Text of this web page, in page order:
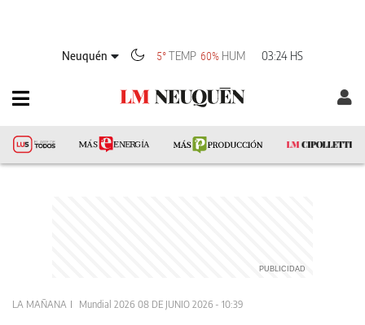
Neuquén 5° TEMP 60% HUM 03:24 HS
LA MAÑANA Mundial 2026 08 DE JUNIO 2026 - 10:39